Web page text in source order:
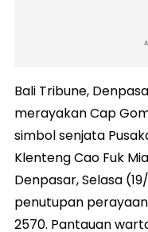
Bali Tribune,
merayakan Cap
simbol senjata
Klenteng Cao Fuk
Denpasar, Selasa
penutupan
2570. Pantauan